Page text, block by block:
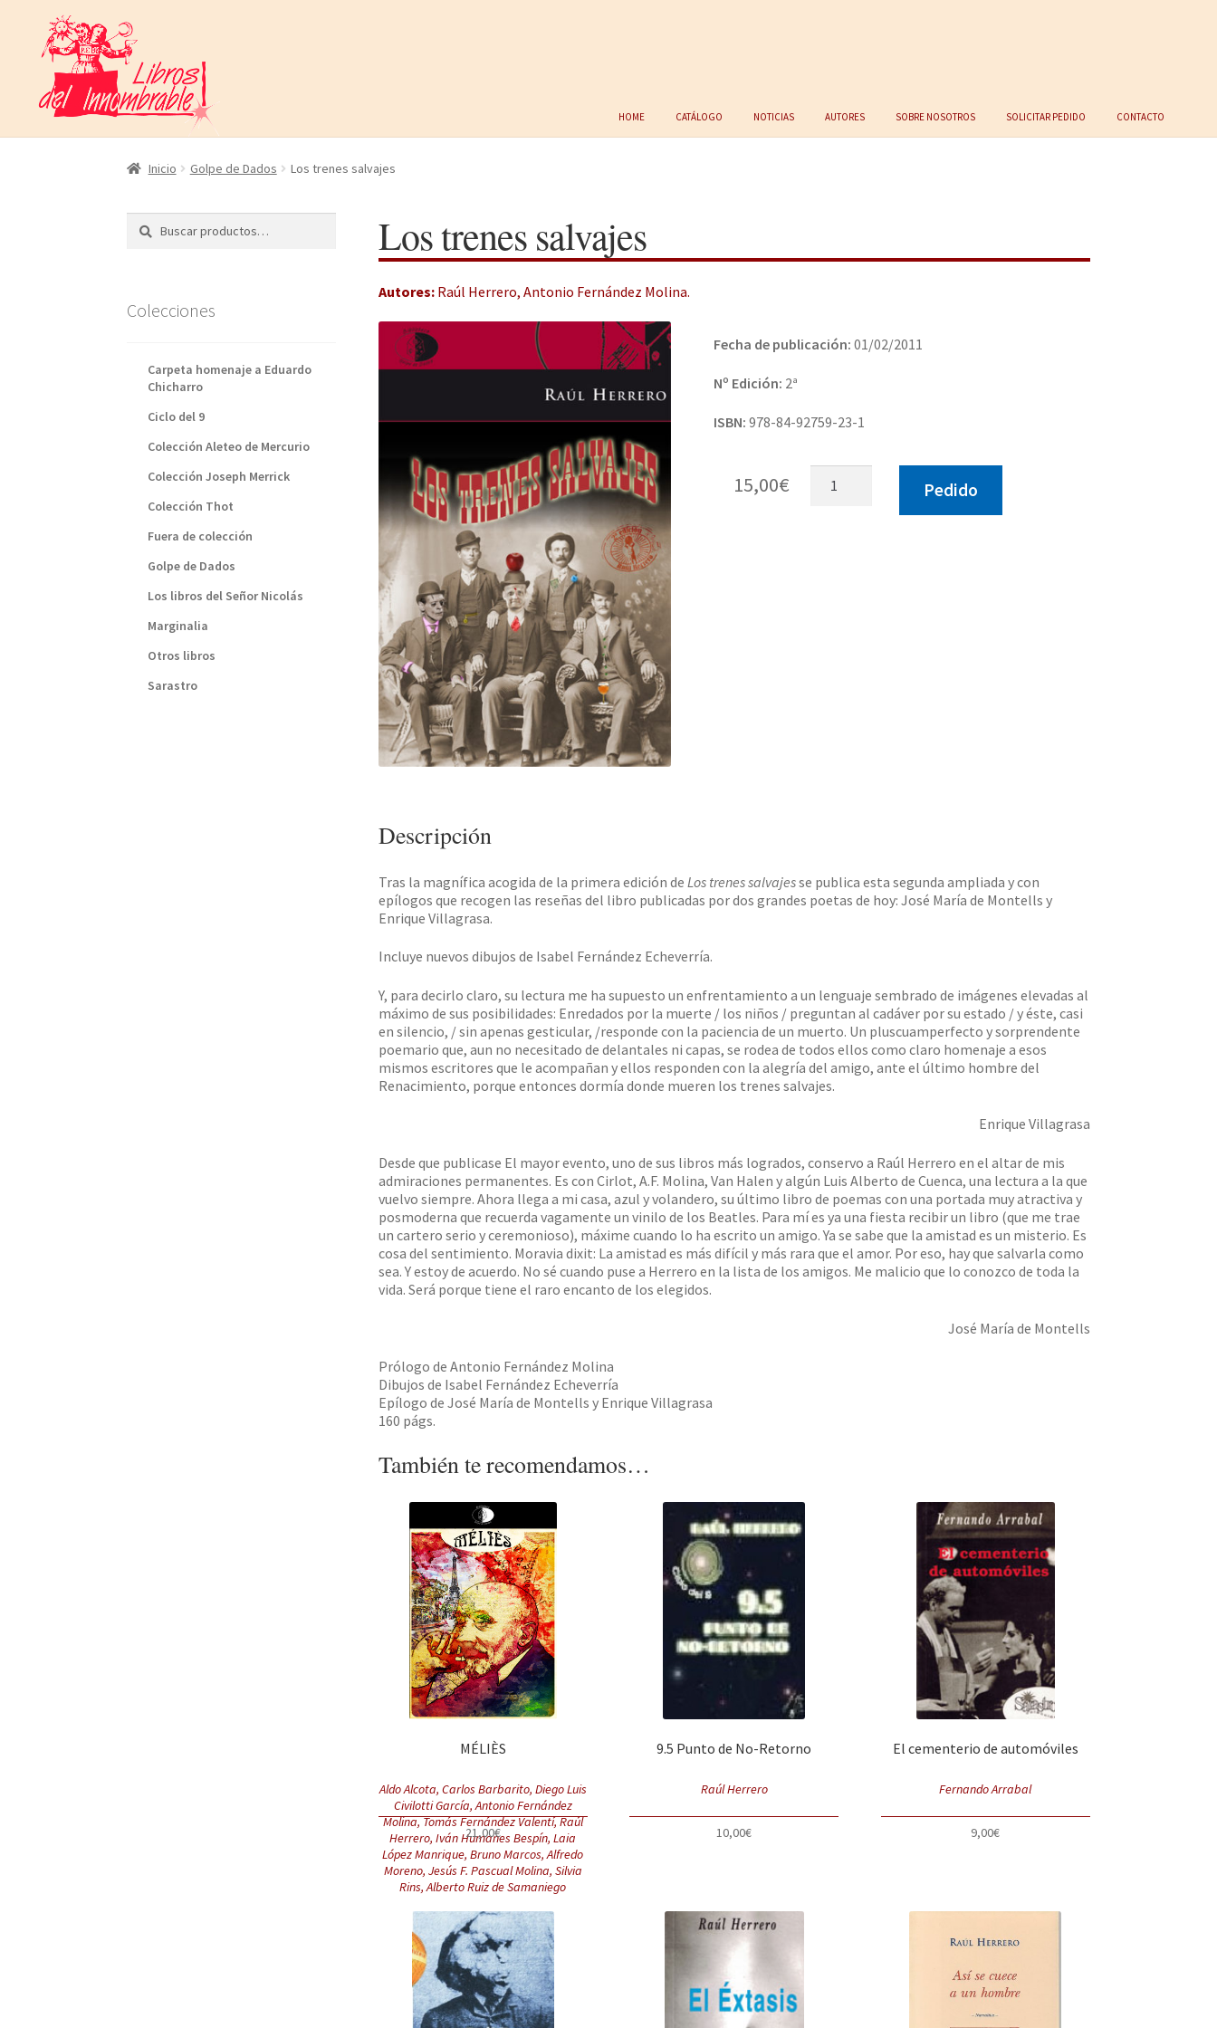
a
navegación
al
contenido
Home Catálogo Noticias Autores Sobre nosotros Solicitar Pedido Contacto
Inicio Golpe de Dados Los trenes salvajes
Los trenes salvajes
Autores: Raúl Herrero, Antonio Fernández Molina.
Fecha de publicación: 01/02/2011
Nº Edición: 2ª
ISBN: 978-84-92759-23-1
15,00€ Pedido
Descripción
Tras la magnífica acogida de la primera edición de Los trenes salvajesse publica esta segunda ampliada y con
epílogos que recogen las reseñas del libro publicadas por dos grandes poetas de hoy: José María de Montells y
Enrique Villagrasa.
Incluye nuevos dibujos de Isabel Fernández Echeverría.
Y, para decirlo claro, su lectura me ha supuesto un enfrentamiento a un lenguaje sembrado de imágenes elevadas al
máximo de sus posibilidades: Enredados por la muerte / los niños / preguntan al cadáver por su estado / y éste, casi
en silencio, / sin apenas gesticular, /responde con la paciencia de un muerto. Un pluscuamperfecto y sorprendente
poemario que, aun no necesitado de delantales ni capas, se rodea de todos ellos como claro homenaje a esos
mismos escritores que le acompañan y ellos responden con la alegría del amigo, ante el último hombre del
Renacimiento, porque entonces dormía donde mueren los trenes salvajes.
Enrique Villagrasa
Desde que publicase El mayor evento, uno de sus libros más logrados, conservo a Raúl Herrero en el altar de mis
admiraciones permanentes. Es con Cirlot, A.F. Molina, Van Halen y algún Luis Alberto de Cuenca, una lectura a la que
vuelvo siempre. Ahora llega a mi casa, azul y volandero, su último libro de poemas con una portada muy atractiva y
posmoderna que recuerda vagamente un vinilo de los Beatles. Para mí es ya una fiesta recibir un libro (que me trae
un cartero serio y ceremonioso), máxime cuando lo ha escrito un amigo. Ya se sabe que la amistad es un misterio. Es
cosa del sentimiento. Moravia dixit: La amistad es más difícil y más rara que el amor. Por eso, hay que salvarla como
sea. Y estoy de acuerdo. No sé cuando puse a Herrero en la lista de los amigos. Me malicio que lo conozco de toda la
vida. Será porque tiene el raro encanto de los elegidos.
José María de Montells
Prólogo de Antonio Fernández Molina
Dibujos de Isabel Fernández Echeverría
Epílogo de José María de Montells y Enrique Villagrasa
160 págs.
También te recomendamos…
MÉLIÈS
Aldo Alcota, Carlos Barbarito, Diego Luis
Civilotti García, Antonio Fernández
Molina, Tomás Fernández Valentí, Raúl
Herrero, Iván Humanes Bespín, Laia
López Manrique, Bruno Marcos, Alfredo
Moreno, Jesús F. Pascual Molina, Silvia
Rins, Alberto Ruiz de Samaniego
21,00€
9.5 Punto de No-Retorno
Raúl Herrero
10,00€
El cementerio de automóviles
Fernando Arrabal
9,00€
Buscar
Buscar
Colecciones
Carpeta homenaje a Eduardo
Chicharro
Ciclo del 9
Colección Aleteo de Mercurio
Colección Joseph Merrick
Colección Thot
Fuera de colección
Golpe de Dados
Los libros del Señor Nicolás
Marginalia
Otros libros
Sarastro